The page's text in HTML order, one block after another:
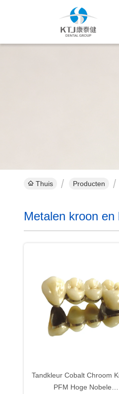
Thuis Producten
Metalen kroon en
Tandkleur Cobalt Chroom
PFM Hoge Nobele